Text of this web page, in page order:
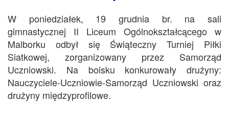
W poniedziałek, 19 grudnia br. na sali
gimnastycznej II Liceum Ogólnokształcącego w
Malborku odbył się Świąteczny Turniej Piłki
Siatkowej, zorganizowany przez Samorząd
Uczniowski. Na boisku konkurowały drużyny:
Nauczyciele-Uczniowie-Samorząd Uczniowski oraz
drużyny międzyprofilowe.